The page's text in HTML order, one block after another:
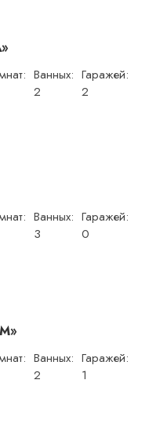
Ванных:
2
Гаражей:
2
Ванных:
3
Гаражей:
0
Ванных:
2
Гаражей:
1